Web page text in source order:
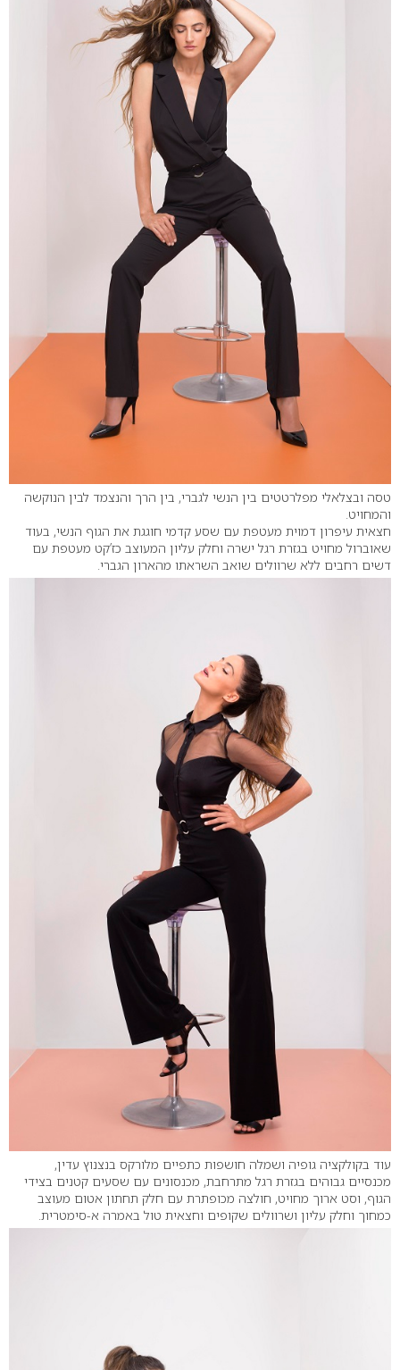
טסה ובצלאלי מפלרטטים בין הנשי לגברי, בין הרך והנצמד לבין הנוקשה
והמחויט.
חצאית עיפרון דמוית מעטפת עם שסע קדמי חוגגת את הגוף הנשי, בעוד
שאוברול מחויט בגזרת רגל ישרה וחלק עליון המעוצב כז’קט מעטפת עם
דשים רחבים ללא שרוולים שואב השראתו מהארון הגברי.
עוד בקולקציה גופיה ושמלה חושפות כתפיים מלורקס בנצנוץ עדין,
מכנסיים גבוהים בגזרת רגל מתרחבת, מכנסונים עם שסעים קטנים בצידי
הגוף, וסט ארוך מחויט, חולצה מכופתרת עם חלק תחתון אטום מעוצב
כמחוך וחלק עליון ושרוולים שקופים וחצאית טול באמרה א-סימטרית.